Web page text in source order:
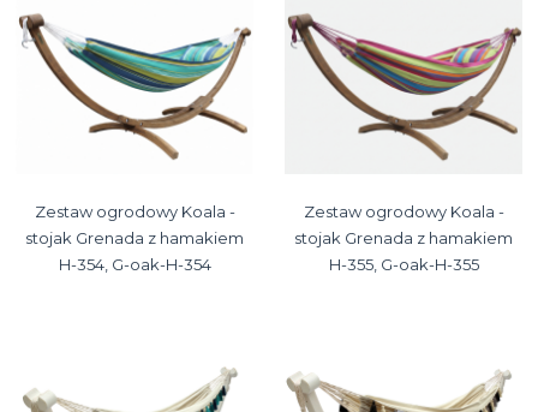
Zestaw ogrodowy Koala -
stojak Grenada z hamakiem
H-354, G-oak-H-354
Zestaw ogrodowy Koala -
stojak Grenada z hamakiem
H-355, G-oak-H-355